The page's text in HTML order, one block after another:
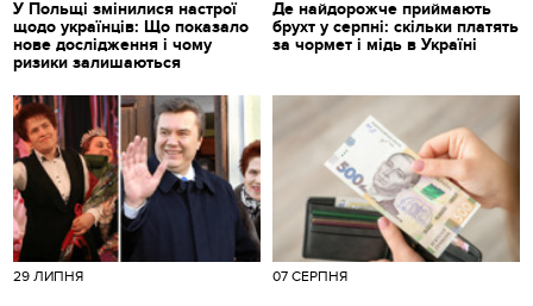
У Польщі змінилися настрої
щодо українців: Що показало
нове дослідження і чому
ризики залишаються
Де найдорожче приймають
брухт у серпні: скільки платять
за чормет і мідь в Україні
29 ЛИПНЯ 07 СЕРПНЯ